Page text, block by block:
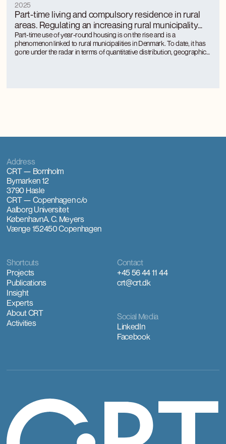
Part-time living and compulsory residence in rural
areas. Regulating an increasing rural municipality
phenomenon
2025
Part-time use of year-round housing is on the rise and is a
phenomenon linked to rural municipalities in Denmark. To date, it has
gone under the radar in terms of quantitative distribution, geographical
Contact
+45 56 44 11 44
crt@crt.dk
Shortcuts
Projects
Publications
Insight
Experts
About CRT
Activities
Social Media
LinkedIn
Facebook
Address
CRT — Bornholm
Bymarken 12
3790 Hasle
CRT — Copenhagenc/o
Aalborg Universitet
KøbenhavnA. C. Meyers
Vænge 152450 Copenhagen